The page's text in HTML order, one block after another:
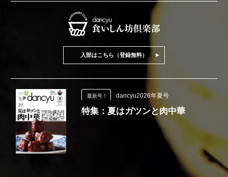
入部はこちら（登録無料）
最新号！ dancyu2026年夏号
特集：夏はガツンと肉中華